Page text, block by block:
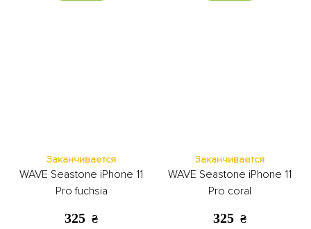
Заканчивается
WAVE Seastone iPhone 11
Pro fuchsia
325 ₴
Заканчивается
WAVE Seastone iPhone 11
Pro coral
325 ₴